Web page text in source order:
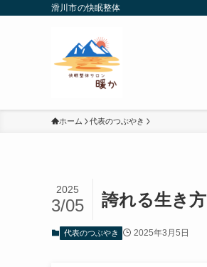
滑川市の快眠整体
ホーム 代表のつぶやき
誇れる生き方
2025
3/05
代表のつぶやき 2025年3月5日